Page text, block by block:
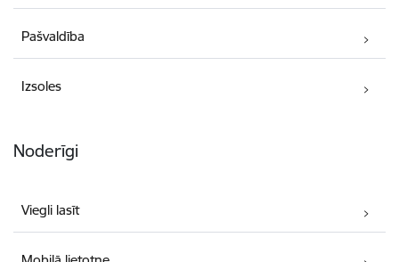
Pašvaldība
Izsoles
Noderīgi
Viegli lasīt